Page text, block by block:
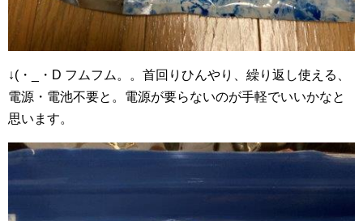
↓(・_・D フムフム。。首回りひんやり、繰り返し使える、
電源・電池不要と。電源が要らないのが手軽でいいかなと
思います。